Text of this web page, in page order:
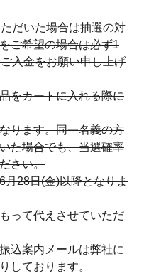
だいた場合は抽選の対
ご希望の場合は必ず1
入金をお願い申し上げ
をカートに入れる際に
ります。同一名義の方
た場合でも、当選確率
さい。
28日(金)以降となりま
って代えさせていただ
込案内メールは弊社に
しております。